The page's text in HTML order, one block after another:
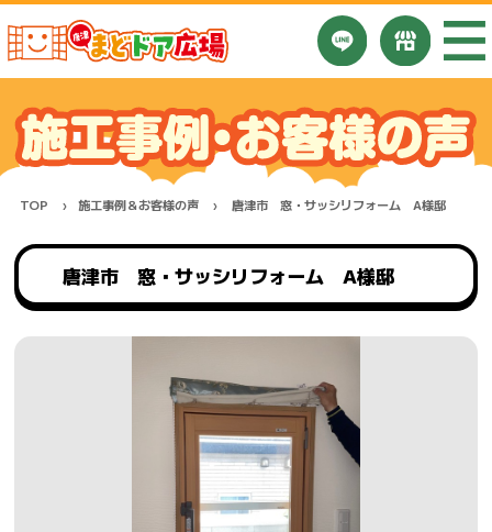
TOP 施工事例＆お客様の声 唐津市 窓・サッシリフォーム A様邸
唐津市 窓・サッシリフォーム A様邸